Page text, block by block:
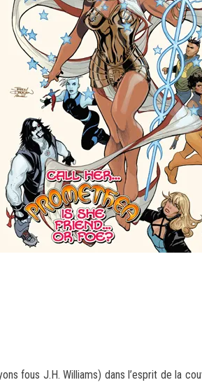
fous J.H. Williams) dans l’esprit de la